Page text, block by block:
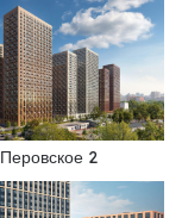
Перовское 2